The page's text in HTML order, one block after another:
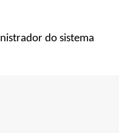
do sistema